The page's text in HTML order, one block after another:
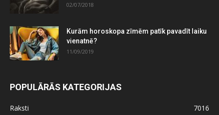
02/07/2018
Kurām horoskopa zīmēm patīk pavadīt laiku
vienatnē?
11/09/2019
POPULĀRĀS KATEGORIJAS
Raksti
7016